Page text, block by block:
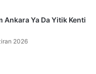
Ankara Ya Da Yitik Kenti
2026